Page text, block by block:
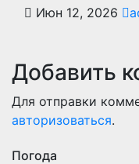
Июн 12, 2026
Добавить
Для отправки
авторизоваться.
Погода